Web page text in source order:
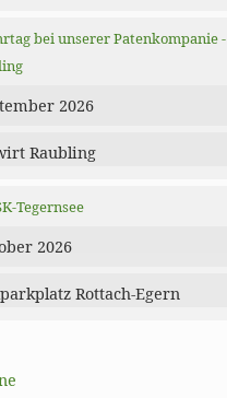
bei unserer Patenkompanie -
2026
Raubling
Tegernsee
2026
Rottach-Egern